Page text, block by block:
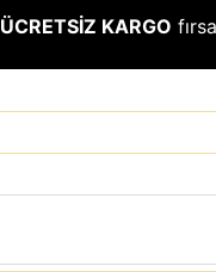
ÜCRETSİZ KARGO